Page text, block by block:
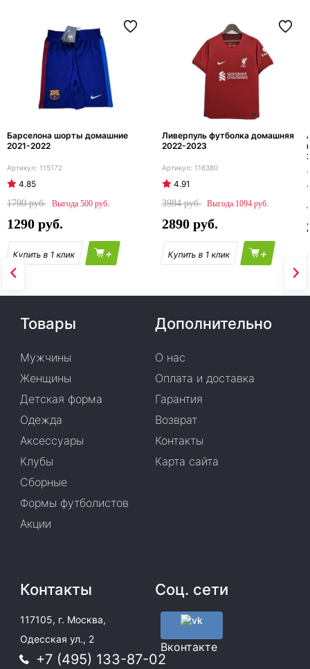
Барселона шорты домашние
2021-2022
115172
4.85
1790
500
1290
+
Ливерпуль футболка домашняя
2022-2023
116380
4.91
3984
1094
2890
+
Товары
Мужчины
Женщины
Детская форма
Одежда
Аксессуары
Клубы
Сборные
Формы футболистов
Акции
Дополнительно
О нас
Оплата и доставка
Гарантия
Возврат
Контакты
Карта сайта
Контакты
117105, г. Москва,
Одесская ул., 2
+7 (495) 133-87-02
Соц. сети
Вконтакте